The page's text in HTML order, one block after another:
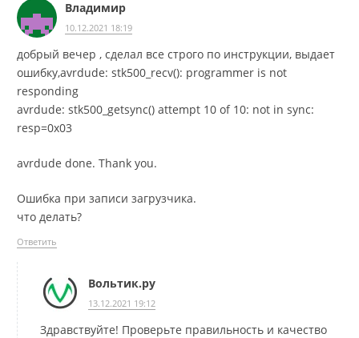
Владимир
10.12.2021 18:19
добрый вечер , сделал все строго по инструкции, выдает
ошибку,avrdude: stk500_recv(): programmer is not
responding
avrdude: stk500_getsync() attempt 10 of 10: not in sync:
resp=0x03
avrdude done. Thank you.
Ошибка при записи загрузчика.
что делать?
Ответить
Вольтик.ру
13.12.2021 19:12
Здравствуйте! Проверьте правильность и качество